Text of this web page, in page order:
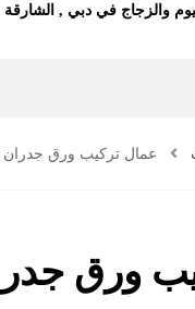
والزجاج في دبي , الشارقة
عمال تركيب ورق جدران
ورق